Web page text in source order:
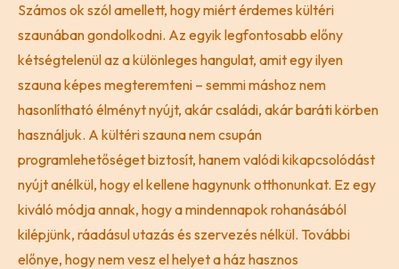
Számos ok szól amellett, hogy miért érdemes kültéri
szaunában gondolkodni. Az egyik legfontosabb előny
kétségtelenül az a különleges hangulat, amit egy ilyen
szauna képes megteremteni – semmi máshoz nem
hasonlítható élményt nyújt, akár családi, akár baráti körben
használjuk. A kültéri szauna nem csupán
programlehetőséget biztosít, hanem valódi kikapcsolódást
nyújt anélkül, hogy el kellene hagynunk otthonunkat. Ez egy
kiváló módja annak, hogy a mindennapok rohanásából
kilépjünk, ráadásul utazás és szervezés nélkül. További
előnye, hogy nem vesz el helyet a ház hasznos